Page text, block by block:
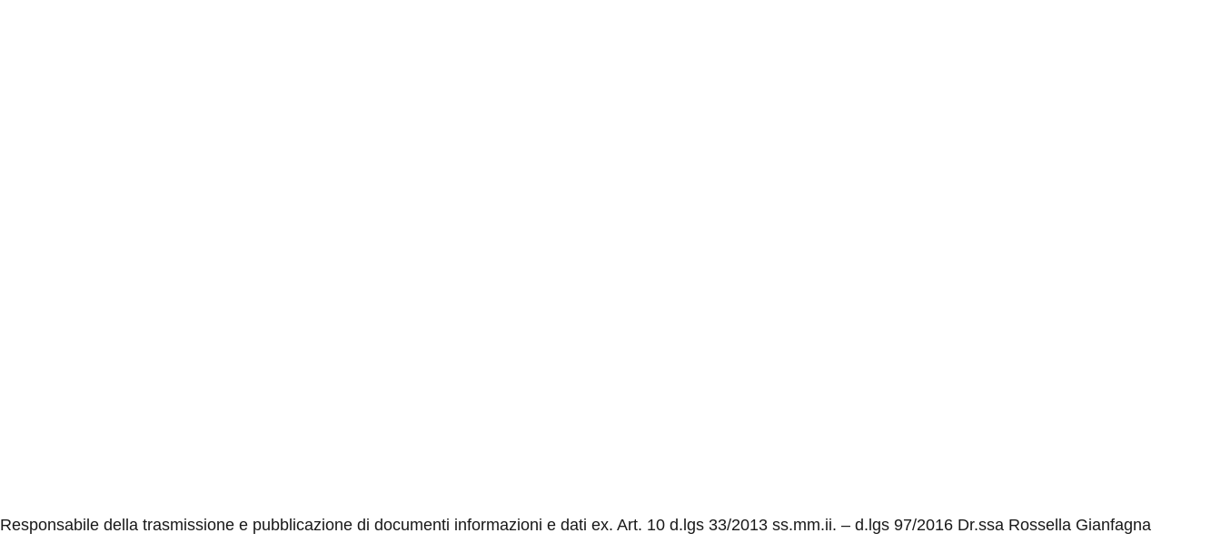
Responsabile della trasmissione e pubblicazione di documenti informazioni e dati ex. Art. 10 d.lgs 33/2013 ss.mm.ii. – d.lgs 97/2016 Dr.ssa Rossella Gianfagna